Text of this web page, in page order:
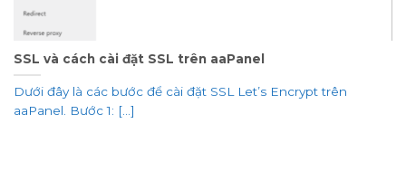
SSL và cách cài đặt SSL trên aaPanel
Dưới đây là các bước để cài đặt SSL Let’s Encrypt trên
aaPanel. Bước 1: [...]